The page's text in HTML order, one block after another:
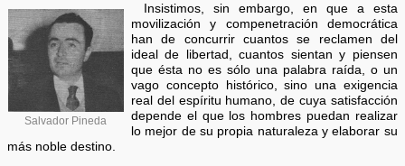
Salvador Pineda
Insistimos, sin embargo, en que a esta
movilización y compenetración democrática
han de concurrir cuantos se reclamen del
ideal de libertad, cuantos sientan y piensen
que ésta no es sólo una palabra raída, o un
vago concepto histórico, sino una exigencia
real del espíritu humano, de cuya satisfacción
depende el que los hombres puedan realizar
lo mejor de su propia naturaleza y elaborar su
más noble destino.